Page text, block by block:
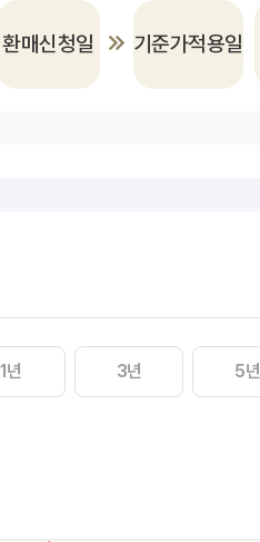
환매신청일 기준가적용일
1년 3년 5년